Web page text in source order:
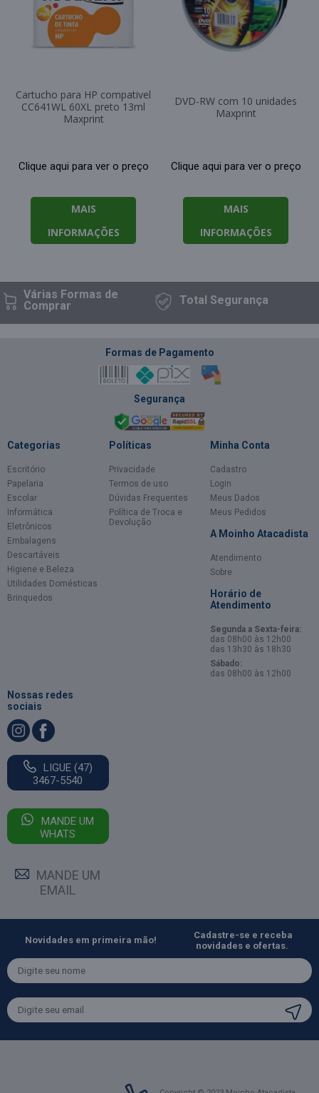
Cartucho para HP compativel
CC641WL 60XL preto 13ml
Maxprint
Clique aqui para ver o preço
MAIS
INFORMAÇÕES
DVD-RW com 10 unidades
Maxprint
Clique aqui para ver o preço
MAIS
INFORMAÇÕES
Várias Formasde
Comprar
TotalSegurança
Formas de Pagamento
Segurança
Categorias
Escritório
Papelaria
Escolar
Informática
Eletrônicos
Embalagens
Descartáveis
Higiene e Beleza
Utilidades Domésticas
Brinquedos
Políticas
Privacidade
Termos de uso
Dúvidas Frequentes
Política de Troca e
Devolução
Minha Conta
Cadastro
Login
Meus Dados
Meus Pedidos
A Moinho Atacadista
Atendimento
Sobre
Horário de
Atendimento
Segunda a Sexta-feira:
das 08h00 às 12h00
das 13h30 às 18h30
Sábado:
das 08h00 às 12h00
Nossas redes
sociais
LIGUE (47)
3467-5540
MANDE UM
WHATS
MANDE UM
EMAIL
Novidades em primeira mão!
Cadastre-se e receba
novidades e ofertas.